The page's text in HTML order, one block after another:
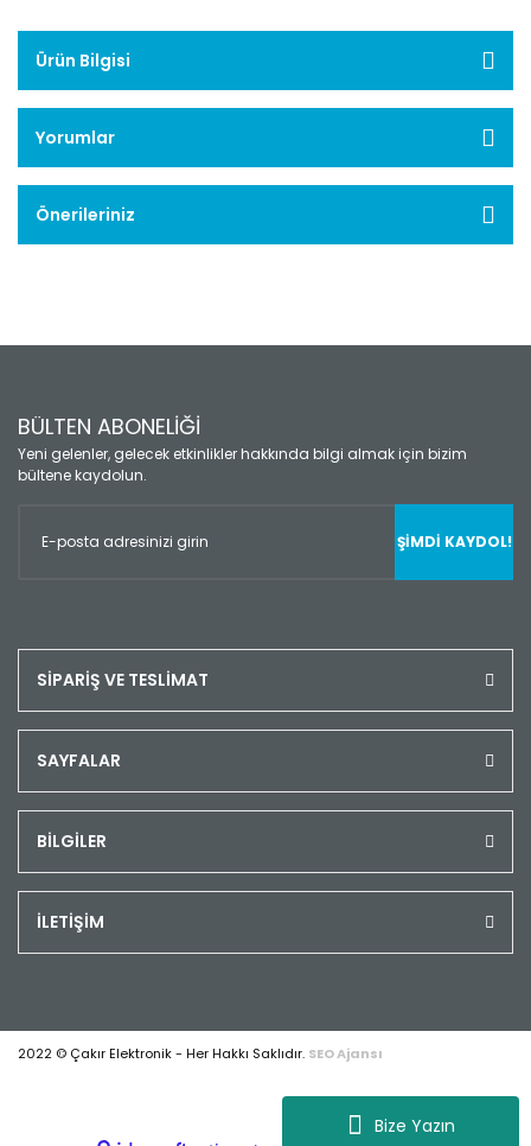
Bize Yazın
Ürün Bilgisi
Yorumlar
Önerileriniz
BÜLTEN ABONELİĞİ
Yeni gelenler, gelecek etkinlikler hakkında bilgi almak için bizim
bültene kaydolun.
ŞİMDİ KAYDOL!
SİPARİŞ VE TESLİMAT
SAYFALAR
BİLGİLER
İLETİŞİM
2022 © Çakır Elektronik - Her Hakkı Saklıdır. SEO Ajansı